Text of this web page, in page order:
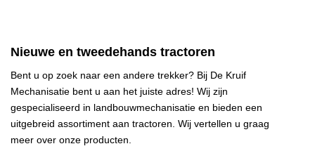
Nieuwe en tweedehands tractoren
Bent u op zoek naar een andere trekker? Bij De Kruif
Mechanisatie bent u aan het juiste adres! Wij zijn
gespecialiseerd in landbouwmechanisatie en bieden een
uitgebreid assortiment aan tractoren. Wij vertellen u graag
meer over onze producten.